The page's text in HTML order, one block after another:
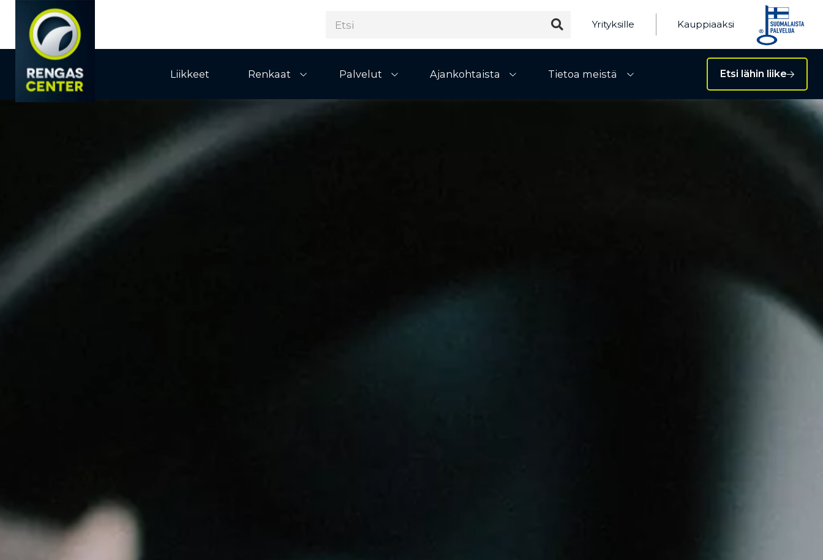
Yrityksille Kauppiaaksi
Liikkeet Renkaat
Avaa alivalikko
Palvelut
Avaa alivalikko
Ajankohtaista
Avaa alivalikko
Tietoa meistä Etsi lähin liike